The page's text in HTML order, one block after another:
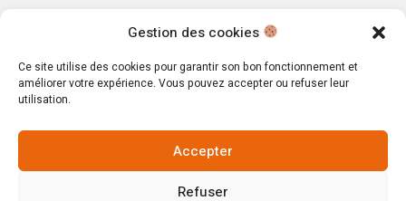
Gestion des cookies
Ce site utilise des cookies pour garantir son bon fonctionnement et
améliorer votre expérience. Vous pouvez accepter ou refuser leur
utilisation.
Accepter
Refuser
MENTIONS LÉGALES
CGV
© Copyright 2025. All Rights Reserved.